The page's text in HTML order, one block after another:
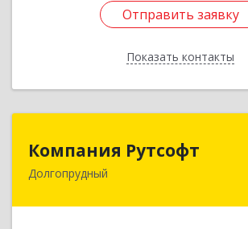
Отправить заявку
Показать контакты
Отправить заявку
Назад
Компания Рутсофт
Долгопрудный141700, Московская обл,